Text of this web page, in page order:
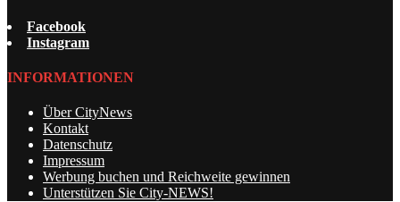
Facebook
Instagram
INFORMATIONEN
Über CityNews
Kontakt
Datenschutz
Impressum
Werbung buchen und Reichweite gewinnen
Unterstützen Sie City-NEWS!